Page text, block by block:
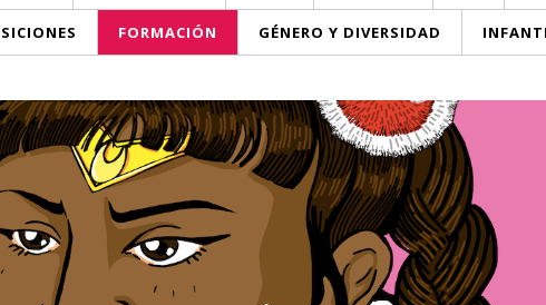
FORMACIÓN GÉNERO Y DIVERSIDAD